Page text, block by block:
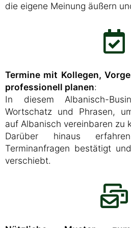
die eigene Meinung äußern
Termine mit Kollegen,
professionell planen:
In diesem Albanisch-
Wortschatz und Phrasen,
auf Albanisch vereinbaren zu
Darüber hinaus
Terminanfragen bestätigt
verschiebt.